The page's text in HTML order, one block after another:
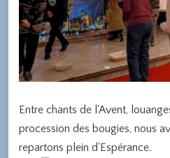
Entre chants de l'Avent,
procession des bougies, nous
repartons plein d'Espérance.